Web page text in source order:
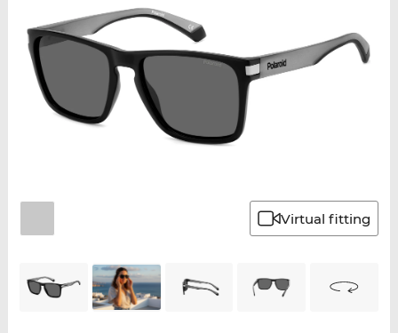
Virtual fitting